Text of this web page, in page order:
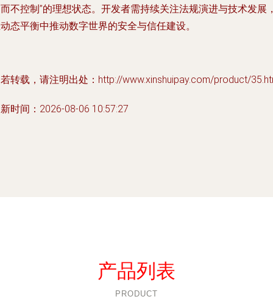
不控制”的理想状态。开发者需持续关注法规演进与技术发展
态平衡中推动数字世界的安全与信任建设。
转载，请注明出处：http://www.xinshuipay.com/product/
时间：2026-08-06 10:57:27
产品列表
PRODUCT